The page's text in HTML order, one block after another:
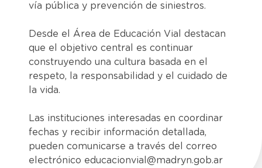
vía pública y prevención de siniestros.
Desde el Área de Educación Vial destacan
que el objetivo central es continuar
construyendo una cultura basada en el
respeto, la responsabilidad y el cuidado de
la vida.
Las instituciones interesadas en coordinar
fechas y recibir información detallada,
pueden comunicarse a través del correo
electrónico educacionvial@madryn.gob.ar